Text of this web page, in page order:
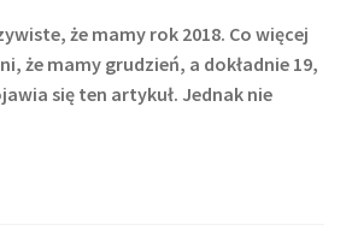
że mamy rok 2018. Co więcej
że mamy grudzień, a dokładnie 19,
się ten artykuł. Jednak nie